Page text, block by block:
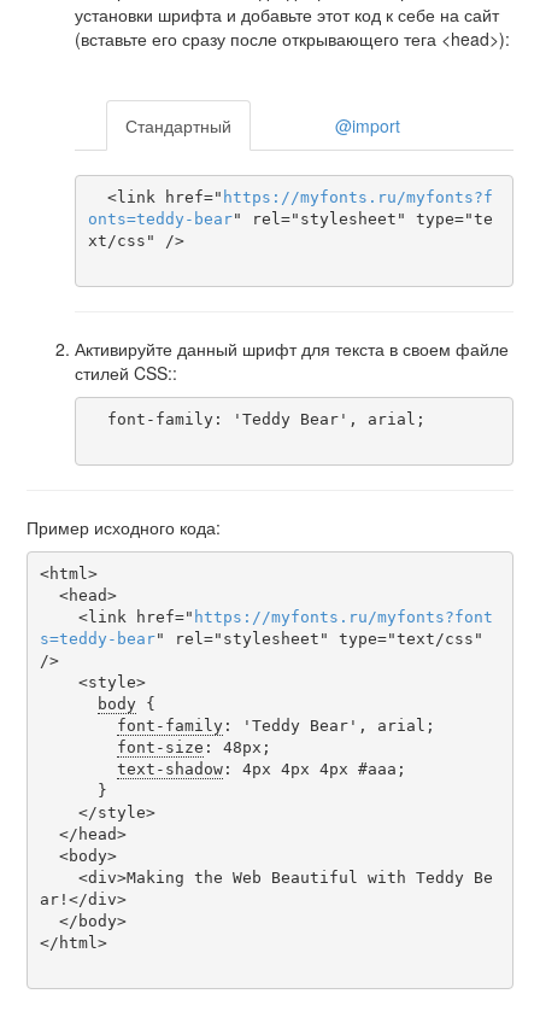
установки шрифта и добавьте этот код к себе на сайт
(вставьте его сразу после открывающего тега <head>):
Стандартный @import
  <link href="
https ://myfonts . ru/myfonts?f
onts=teddy-bear" rel="stylesheet" type="te
xt/css" />
Активируйте данный шрифт для текста в своем файле
стилей CSS::
Пример исходного кода:
<html>
    <link href="
https ://myfonts . ru/myfonts?font
s=teddy-bear" rel="stylesheet" type="text/css"
/>
body {
font-family: 'Teddy Bear', arial;
font-size : 48px;
text-shadow: 4px 4px 4px #aaa;
ar!</div>
</html>